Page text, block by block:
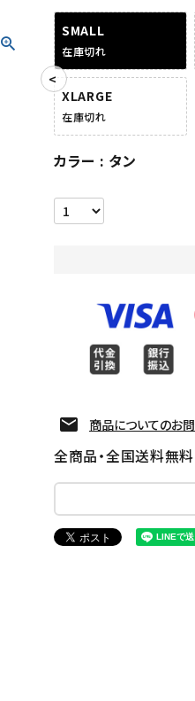
SMALL
在庫切れ
XLARGE
在庫切れ
カラー タン
商品についてのお
全商品・全国送料無料